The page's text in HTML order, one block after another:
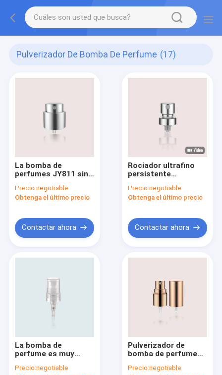
Pulverizador De Bomba De Perfume (17)
La bomba de
perfumes JY811 sin
encendido /
encendido
Precio:negotiable
Obtenga el último precio
Contactar ahora
Rociador ultrafino
persistente
bomba JY807 del
atomizador del
Precio:negotiable
Obtenga el último precio
Contactar ahora
La bomba de
perfume es muy
JY813A
Precio:negotiable
Pulverizador de
bomba de perfume
tapa completa
Precio:negotiable